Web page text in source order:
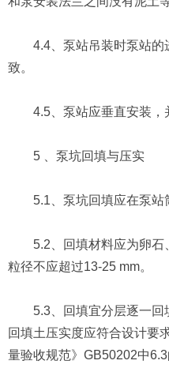
4.4、泵站吊装时泵站的
致。
4.5、泵站应垂直安装，
5 、泵坑回填与压实
5.1、泵坑回填应在泵站
5.2、回填材料应为卵石
粒径不应超过13-25 mm。
5.3、回填宜分层逐一回
回填土压实度应符合设计要
量验收规范》GB50202中6.3